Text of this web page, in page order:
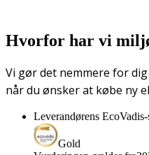
Hvorfor har vi
Vi gør det nemmere for
når du ønsker at købe ny
Leverandørens EcoVadis-
Gold